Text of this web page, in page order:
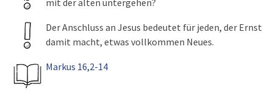
mit der alten untergehen?
Der Anschluss an Jesus bedeutet für jeden, der Ernst
damit macht, etwas vollkommen Neues.
Markus 16,2-14